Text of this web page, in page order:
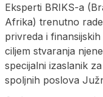
Eksperti BRIKS-a
Afrika) trenutno
privreda i
ciljem stvaranja
specijalni izaslanik
spoljnih poslova